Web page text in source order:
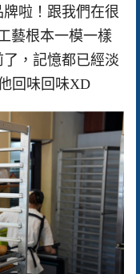
啦！跟我們在很
藝根本一模一樣
，記憶都已經淡
回味回味XD